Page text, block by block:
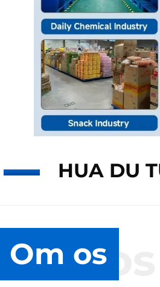
HUA DU
Om os
Om os